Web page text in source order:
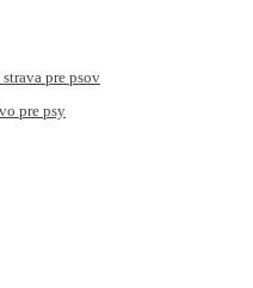
pre psov
pre psy